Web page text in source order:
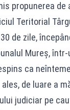
propunerea
Teritorial
de zile,
Mureș,
ca
de luare a
judiciar pe